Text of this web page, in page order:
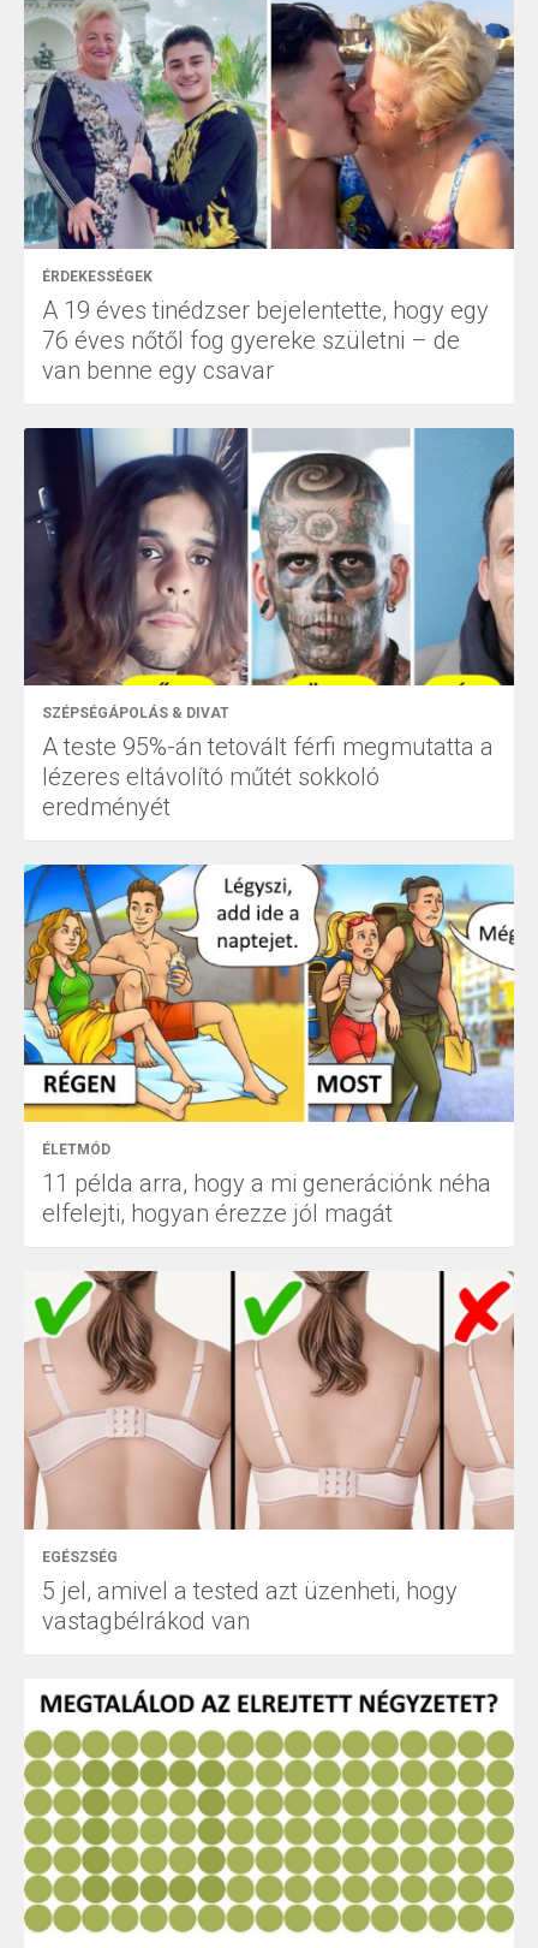
ÉRDEKESSÉGEK
A 19 éves tinédzser bejelentette, hogy egy
76 éves nőtől fog gyereke születni – de
van benne egy csavar
SZÉPSÉGÁPOLÁS & DIVAT
A teste 95%-án tetovált férfi megmutatta a
lézeres eltávolító műtét sokkoló
eredményét
ÉLETMÓD
11 példa arra, hogy a mi generációnk néha
elfelejti, hogyan érezze jól magát
EGÉSZSÉG
5 jel, amivel a tested azt üzenheti, hogy
vastagbélrákod van